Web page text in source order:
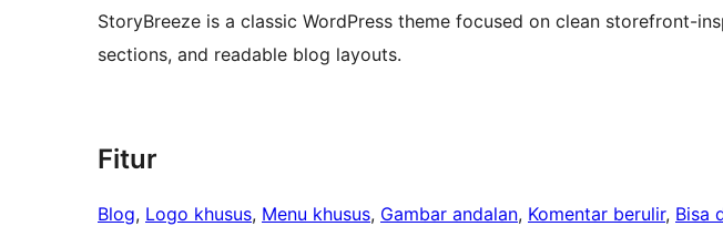
StoryBreeze is a classic WordPress theme focused on clean storefront-
sections, and readable blog layouts.
Fitur
Blog, Logo khusus, Menu khusus, Gambar andalan, Komentar berulir, Bisa